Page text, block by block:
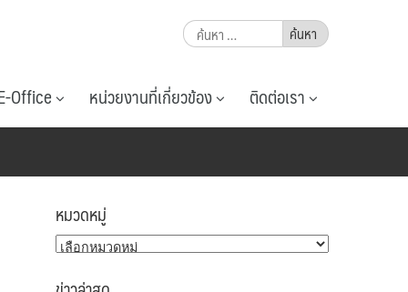
ค้นหา
สำหรับ:
Office หน่วยงานที่เกี่ยวข้อง ติดต่อเรา
หมวดหมู่
หมวด